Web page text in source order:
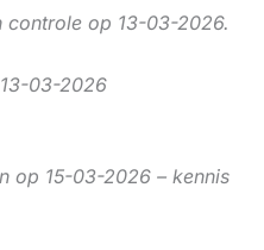
controle op 13-03-2026.
03-2026
op 15-03-2026 – kennis